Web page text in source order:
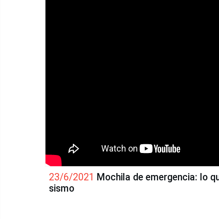
23/6/2021 Mochila de emergencia: lo
sismo